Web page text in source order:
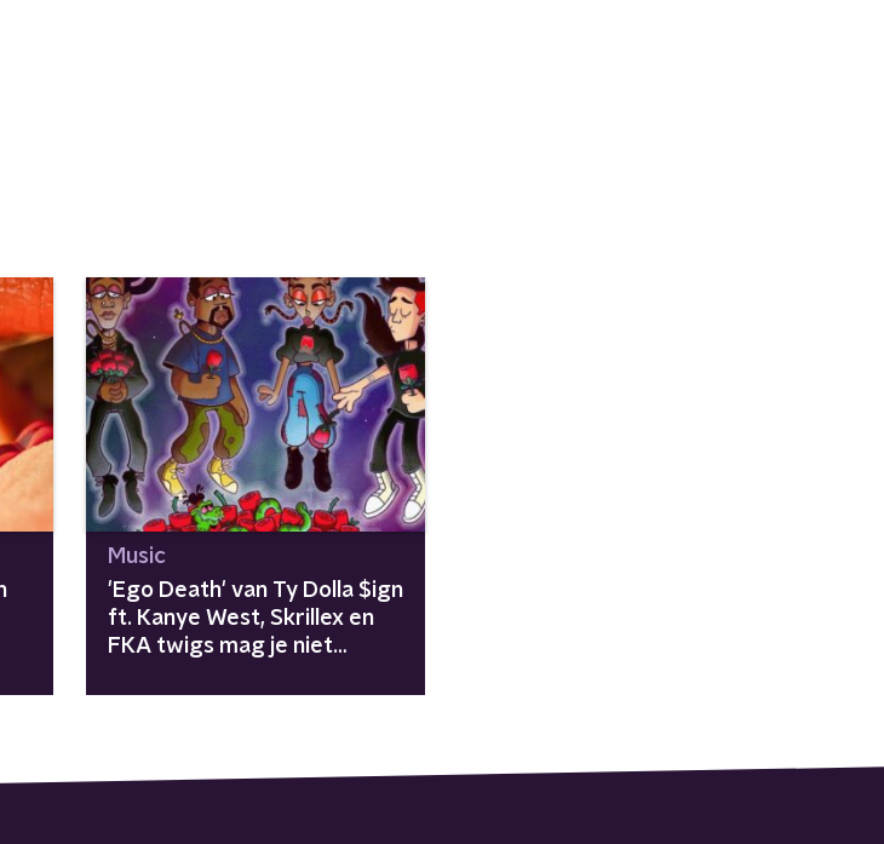
Music
'Ego Death' van Ty Dolla $ign
ft. Kanye West, Skrillex en
FKA twigs mag je niet